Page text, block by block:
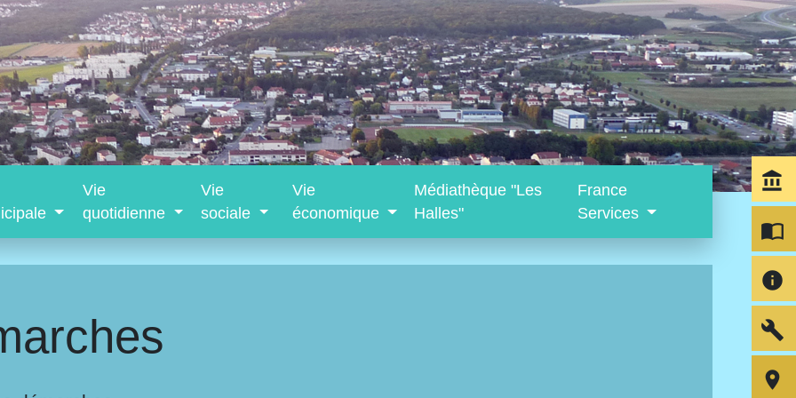
Vie
quotidienne
Vie
sociale
Vie
économique
Médiathèque "Les
Halles"
France
Services
account_balance
import_contacts
info
build
room